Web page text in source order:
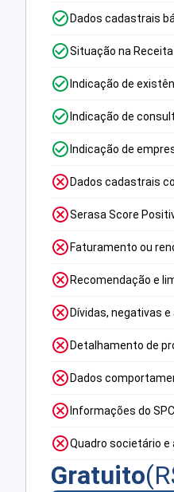
Dados cadastrais
Situação na Receita
Indicação de
Indicação de
Indicação de
Dados cadastrais
Serasa Score
Faturamento ou
Recomendação e
Dívidas, negativas
Detalhamento de
Dados
Informações do SPC
Quadro societário
Gratuito